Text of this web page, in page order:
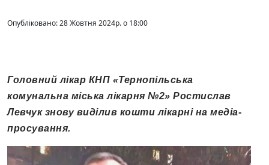
Опубліковано: 28 Жовтня 2024р. о 18:00
Головний лікар КНП «Тернопільська
комунальна міська лікарня №2» Ростислав
Левчук знову виділив кошти лікарні на медіа-
просування.